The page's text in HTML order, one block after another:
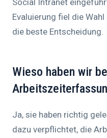
Evaluierung fiel die
die beste Entscheidung.
Wieso haben wir
Ja, sie haben richtig
dazu verpflichtet, die